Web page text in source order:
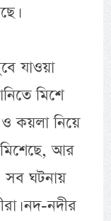
যাওয়া
মিশে
কয়লা নিয়ে
মিশেছে, আর
সব ঘটনায়
নদ-নদীর